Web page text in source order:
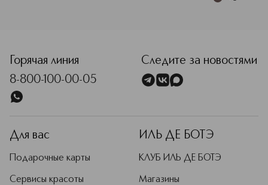
Горячая линия
8-800-100-00-05
Следите за новостями
Для вас
Подарочные карты
Сервисы красоты
ИЛЬ ДЕ БОТЭ
КЛУБ ИЛЬ ДЕ БОТЭ
Магазины